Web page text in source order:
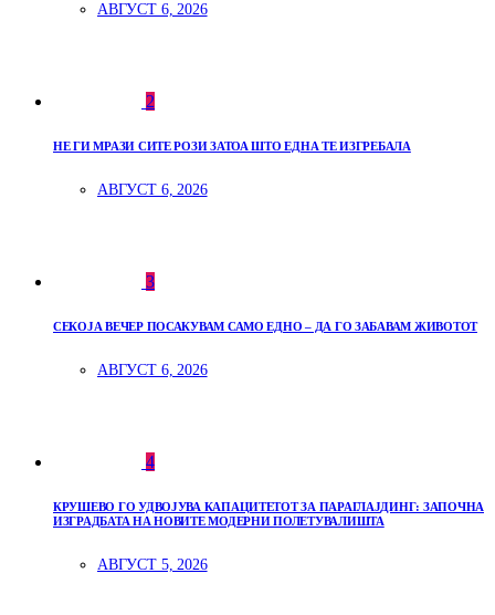
АВГУСТ 6, 2026
2
НЕ ГИ МРАЗИ СИТЕ РОЗИ ЗАТОА ШТО ЕДНА ТЕ ИЗГРЕБАЛА
АВГУСТ 6, 2026
3
СЕКОЈА ВЕЧЕР ПОСАКУВАМ САМО ЕДНО – ДА ГО ЗАБАВАМ ЖИВОТОТ
АВГУСТ 6, 2026
4
КРУШЕВО ГО УДВОЈУВА КАПАЦИТЕТОТ ЗА ПАРАГЛАЈДИНГ: ЗАПОЧНА
ИЗГРАДБАТА НА НОВИТЕ МОДЕРНИ ПОЛЕТУВАЛИШТА
АВГУСТ 5, 2026